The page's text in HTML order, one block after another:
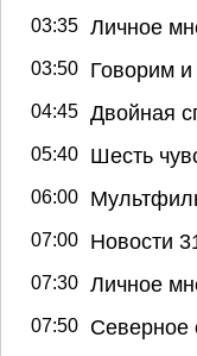
03:35 Личное
03:50 Говорим
04:45 Двойная
05:40 Шесть
06:00
07:00 Новости
07:30 Личное
07:50 Северное